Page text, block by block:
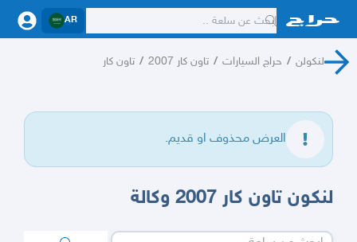
AR
لنكولن / حراج السيارات / تاون كار 2007 / تاون كار
العرض محذوف او قديم.
لنكون تاون كار 2007 وكالة